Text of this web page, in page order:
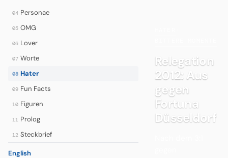
04 Personae
05 OMG
06 Lover
07 Worte
08 Hater
09 Fun Facts
10 Figuren
11 Prolog
12 Steckbrief
English
Relegation
2012: Aus
gegen
Fortuna
Düsseldorf